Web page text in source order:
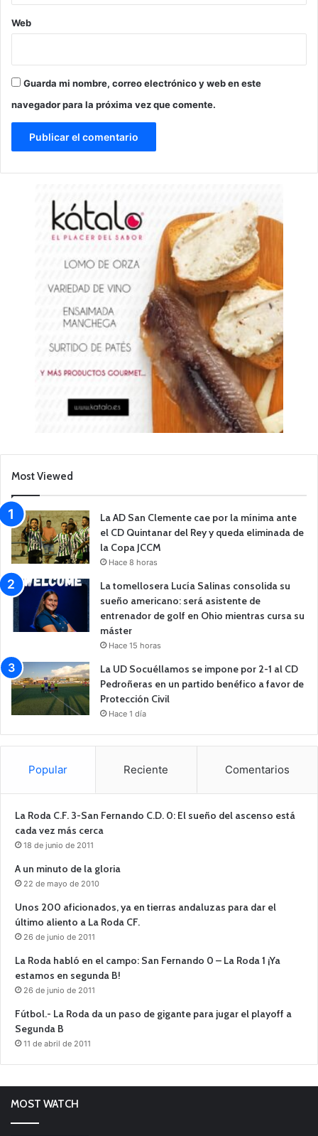
Web
Guarda mi nombre, correo electrónico y web en este
navegador para la próxima vez que comente.
Most Viewed
La AD San Clemente cae por la mínima ante
el CD Quintanar del Rey y queda eliminada de
la Copa JCCM
Hace 8 horas
La tomellosera Lucía Salinas consolida su
sueño americano: será asistente de
entrenador de golf en Ohio mientras cursa su
máster
Hace 15 horas
La UD Socuéllamos se impone por 2-1 al CD
Pedroñeras en un partido benéfico a favor de
Protección Civil
Hace 1 día
Popular Reciente Comentarios
La Roda C.F. 3-San Fernando C.D. 0: El sueño del ascenso está
cada vez más cerca
18 de junio de 2011
A un minuto de la gloria
22 de mayo de 2010
Unos 200 aficionados, ya en tierras andaluzas para dar el
último aliento a La Roda CF.
26 de junio de 2011
La Roda habló en el campo: San Fernando 0 – La Roda 1 ¡Ya
estamos en segunda B!
26 de junio de 2011
Fútbol.- La Roda da un paso de gigante para jugar el playoff a
Segunda B
11 de abril de 2011
MOST WATCH